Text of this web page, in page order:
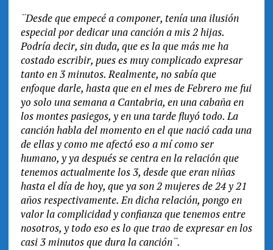
¨Desde que empecé a componer, tenía una ilusión
especial por dedicar una canción a mis 2 hijas.
Podría decir, sin duda, que es la que más me ha
costado escribir, pues es muy complicado expresar
tanto en 3 minutos. Realmente, no sabía que
enfoque darle, hasta que en el mes de Febrero me fui
yo solo una semana a Cantabria, en una cabaña en
los montes pasiegos, y en una tarde fluyó todo. La
canción habla del momento en el que nació cada una
de ellas y como me afectó eso a mí como ser
humano, y ya después se centra en la relación que
tenemos actualmente los 3, desde que eran niñas
hasta el día de hoy, que ya son 2 mujeres de 24 y 21
años respectivamente. En dicha relación, pongo en
valor la complicidad y confianza que tenemos entre
nosotros, y todo eso es lo que trao de expresar en los
casi 3 minutos que dura la canción¨.